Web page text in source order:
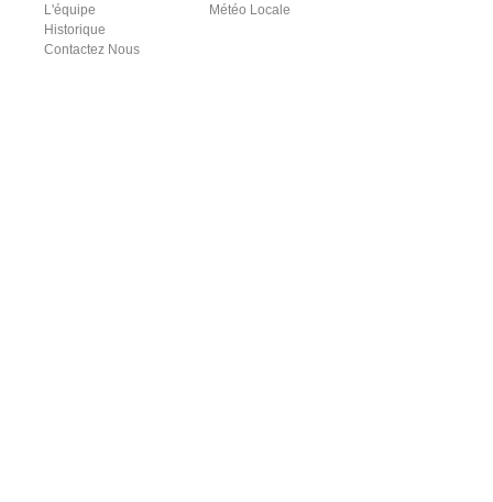
L'équipe
Historique
Contactez Nous
Météo Locale